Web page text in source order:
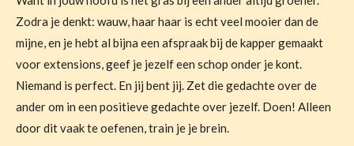
Zodra je denkt: wauw, haar haar is echt veel mooier dan de
mijne, en je hebt al bijna een afspraak bij de kapper gemaakt
voor extensions, geef je jezelf een schop onder je kont.
Niemand is perfect. En jij bent jij. Zet die gedachte over de
ander om in een positieve gedachte over jezelf. Doen! Alleen
door dit vaak te oefenen, train je je brein.